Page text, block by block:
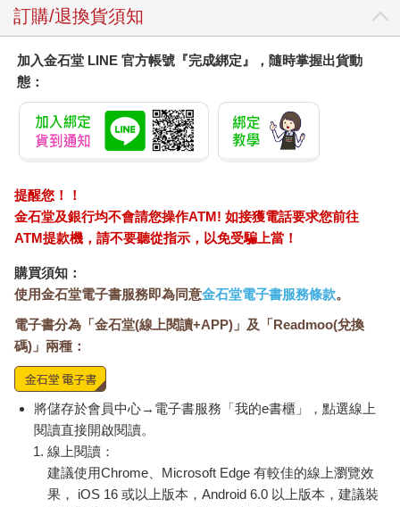
訂購/退換貨須知
加入金石堂 LINE 官方帳號『完成綁定』，隨時掌握出貨動
態：
提醒您！！
金石堂及銀行均不會請您操作ATM! 如接獲電話要求您前往
ATM提款機，請不要聽從指示，以免受騙上當！
購買須知：
使用金石堂電子書服務即為同意金石堂電子書服務條款。
電子書分為「金石堂(線上閱讀+APP)」及「Readmoo(兌換
碼)」兩種：
將儲存於會員中心→電子書服務「我的e書櫃」，點選線上
閱讀直接開啟閱讀。
線上閱讀：
建議使用Chrome、Microsoft Edge 有較佳的線上瀏覽效
果， iOS 16 或以上版本，Android 6.0 以上版本，建議裝